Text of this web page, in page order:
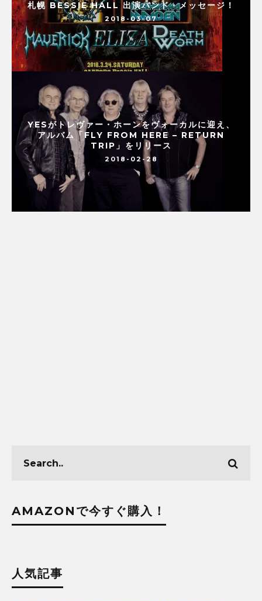
札幌 BESSIE HALL 出演バンド・メッセージ！
2018-03-07
YESがトレヴァー・ホーンをヴォーカルに迎え、
アルバム「FLY FROM HERE – RETURN
TRIP」をリリース
2018-02-28
AMAZONで今すぐ購入！
人気記事